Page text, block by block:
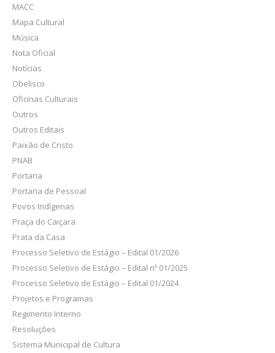
MACC
Mapa Cultural
Música
Nota Oficial
Notícias
Obelisco
Oficinas Culturais
Outros
Outros Editais
Paixão de Cristo
PNAB
Portaria
Portaria de Pessoal
Povos Indígenas
Praça do Caiçara
Prata da Casa
Processo Seletivo de Estágio – Edital 01/2026
Processo Seletivo de Estágio – Edital nº 01/2025
Processo Seletivo de Estágio – Edital 01/2024
Projetos e Programas
Regimento Interno
Resoluções
Sistema Municipal de Cultura